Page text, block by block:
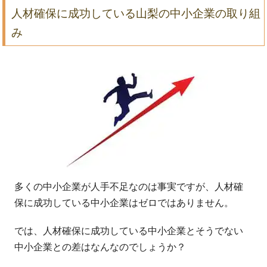
人材確保に成功している山梨の中小企業の取り組
み
多くの中小企業が人手不足なのは事実ですが、人材確
保に成功している中小企業はゼロではありません。
では、人材確保に成功している中小企業とそうでない
中小企業との差はなんなのでしょうか？